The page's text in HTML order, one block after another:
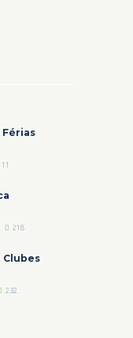
Férias
218
Clubes
232